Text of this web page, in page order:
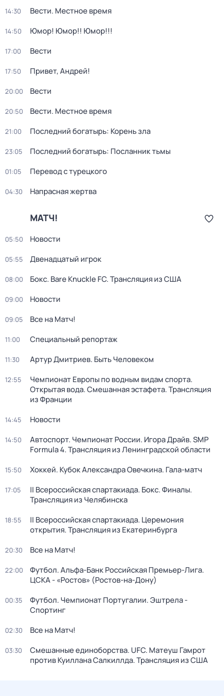
14:30 Вести. Местное время
14:50 Юмор! Юмор!! Юмор!!!
17:00 Вести
17:50 Привет, Андрей!
20:00 Вести
20:50 Вести. Местное время
21:00 Последний богатырь: Корень зла
23:05 Последний богатырь: Посланник тьмы
01:05 Перевод с турецкого
04:30 Напрасная жертва
МАТЧ!
05:50 Новости
05:55 Двенадцатый игрок
08:00 Бокс. Bare Knuckle FC. Трансляция из США
09:00 Новости
09:05 Все на Матч!
11:00 Специальный репортаж
11:30 Артур Дмитриев. Быть Человеком
12:55
Чемпионат Европы по водным видам спорта.
Открытая вода. Смешанная эстафета. Трансляция
из Франции
14:45 Новости
14:50
Автоспорт. Чемпионат России. Игора Драйв. SMP
Formula 4. Трансляция из Ленинградской области
15:50 Хоккей. Кубок Александра Овечкина. Гала-матч
17:05
II Всероссийская спартакиада. Бокс. Финалы.
Трансляция из Челябинска
18:55
II Всероссийская спартакиада. Церемония
открытия. Трансляция из Екатеринбурга
20:30 Все на Матч!
22:00
Футбол. Альфа-Банк Российская Премьер-Лига.
ЦСКА - «Ростов» (Ростов-на-Дону)
00:35
Футбол. Чемпионат Португалии. Эштрела -
Спортинг
02:30 Все на Матч!
03:30
Смешанные единоборства. UFC. Матеуш Гамрот
против Куиллана Салкиллда. Трансляция из США